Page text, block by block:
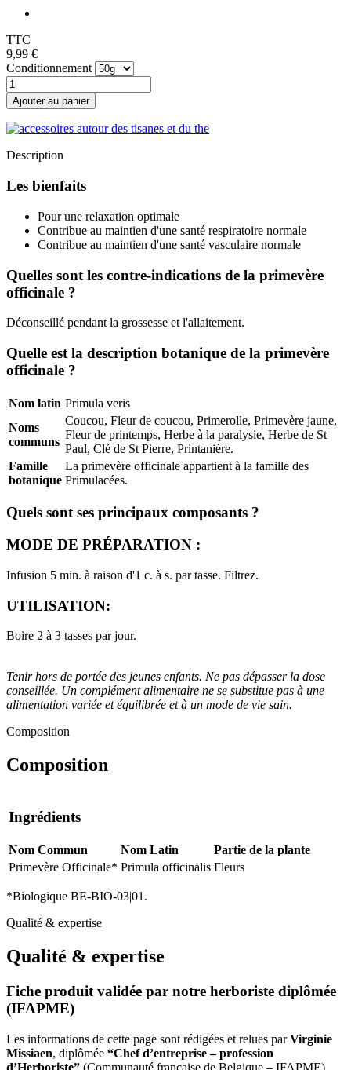
(15 avis)
TTC
9,99 €
Conditionnement
Ajouter au panier
Description
Les bienfaits
Pour une relaxation optimale
Contribue au maintien d'une santé respiratoire normale
Contribue au maintien d'une santé vasculaire normale
Quelles sont les contre-indications de la primevère
officinale ?
Déconseillé pendant la grossesse et l'allaitement.
Quelle est la description botanique de la primevère
officinale ?
Nom latin Primula veris
Noms
communs
Coucou, Fleur de coucou, Primerolle, Primevère jaune,
Fleur de printemps, Herbe à la paralysie, Herbe de St
Paul, Clé de St Pierre, Printanière.
Famille
botanique
La primevère officinale appartient à la famille des
Primulacées.
Quels sont ses principaux composants ?
MODE DE PRÉPARATION :
Infusion 5 min. à raison d'1 c. à s. par tasse. Filtrez.
UTILISATION:
Boire 2 à 3 tasses par jour.
Tenir hors de portée des jeunes enfants. Ne pas dépasser la dose
conseillée. Un complément alimentaire ne se substitue pas à une
alimentation variée et équilibrée et à un mode de vie sain.
Composition
Composition
Ingrédients
Nom Commun Nom Latin
Partie de la plante
Primevère Officinale* Primula officinalis Fleurs
*Biologique BE-BIO-03|01.
Qualité & expertise
Qualité & expertise
Fiche produit validée par notre herboriste diplômée
(IFAPME)
Les informations de cette page sont rédigées et relues parVirginie
Missiaen, diplômée “Chef d’entreprise – profession
d’Herboriste” (Communauté française de Belgique – IFAPME),